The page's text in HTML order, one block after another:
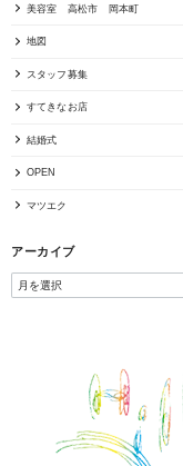
美容室 高松市 岡本町
地図
スタッフ募集
すてきなお店
結婚式
OPEN
マツエク
アーカイブ